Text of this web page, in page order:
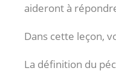
aideront à
Dans cette leçon,
La définition du